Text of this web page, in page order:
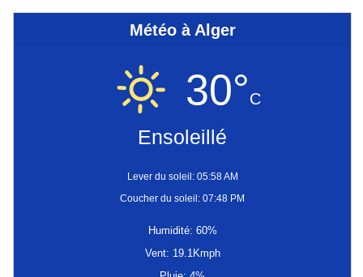
Météo à Alger
30°C
Ensoleillé
Lever du soleil: 05:58 AM
Coucher du soleil: 07:48 PM
Humidité: 60%
Vent: 19.1Kmph